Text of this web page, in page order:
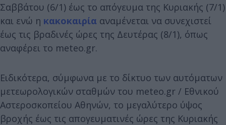
Σαββάτου (6/1) έως το απόγευμα της Κυριακής (7/1)
και ενώ η κακοκαιρία αναμένεται να συνεχιστεί
έως τις βραδινές ώρες της Δευτέρας (8/1), όπως
αναφέρει το meteo.gr.
Ειδικότερα, σύμφωνα με το δίκτυο των αυτόματων
μετεωρολογικών σταθμών του meteo.gr / Εθνικού
Αστεροσκοπείου Αθηνών, το μεγαλύτερο ύψος
βροχής έως τις απογευματινές ώρες της Κυριακής